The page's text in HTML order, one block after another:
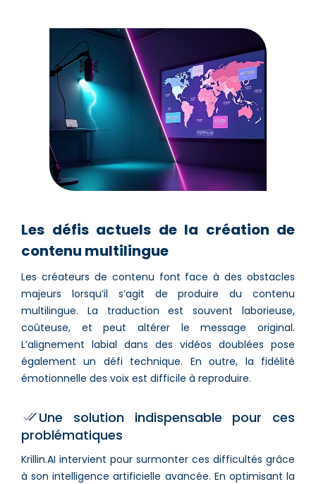
Les défis actuels de la création de
contenu multilingue
Les créateurs de contenu font face à des obstacles
majeurs lorsqu’il s’agit de produire du contenu
multilingue. La traduction est souvent laborieuse,
coûteuse, et peut altérer le message original.
L’alignement labial dans des vidéos doublées pose
également un défi technique. En outre, la fidélité
émotionnelle des voix est difficile à reproduire.
Une solution indispensable pour ces
problématiques
Krillin.AI intervient pour surmonter ces difficultés grâce
à son intelligence artificielle avancée. En optimisant la